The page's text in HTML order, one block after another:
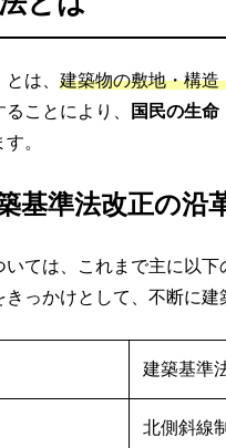
とは、 建築物の敷地・構造
ことにより、
国民の生
。
基準法改正の沿
いては、これまで主に以
っかけとして、不断に建
建築基準
北側斜線